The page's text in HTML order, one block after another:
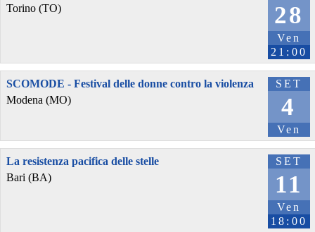
28
Ven
21:00
Torino (TO)
SET
4
Ven
SCOMODE - Festival delle donne contro la violenza
Modena (MO)
SET
11
Ven
18:00
La resistenza pacifica delle stelle
Bari (BA)